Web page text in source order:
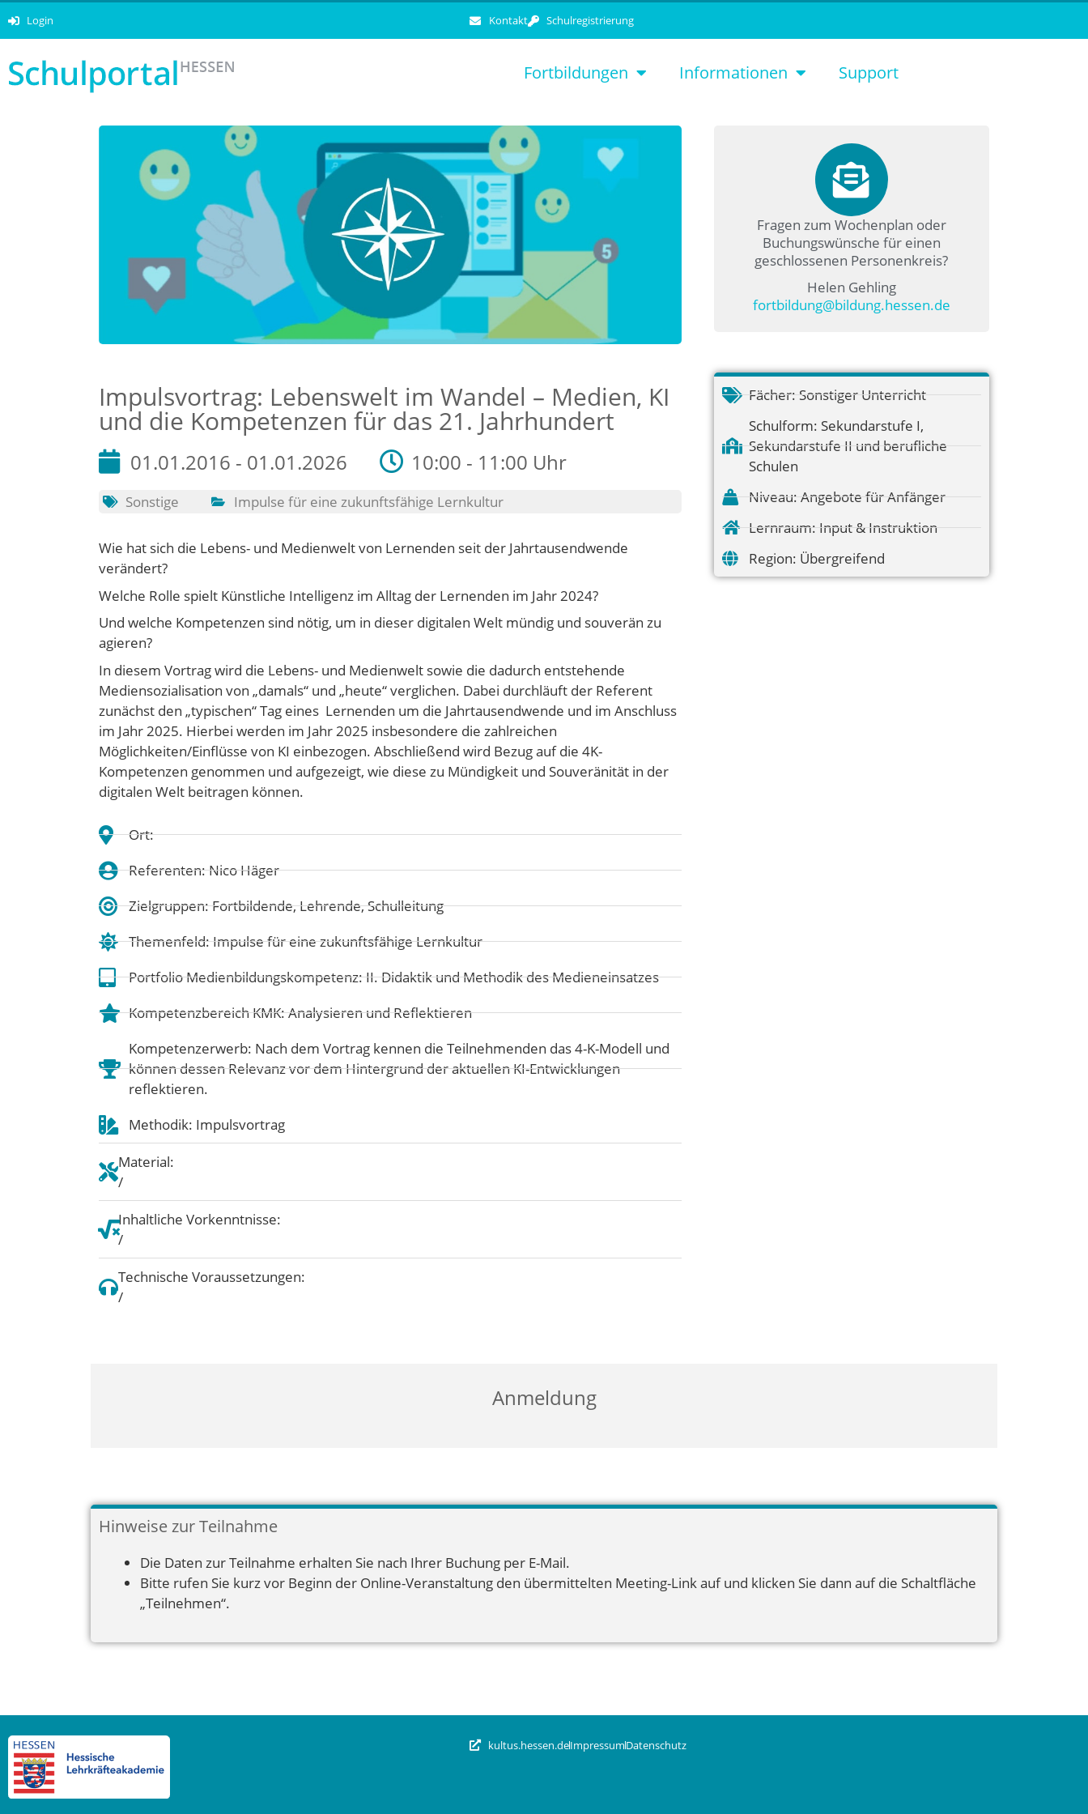
Login Kontakt Schulregistrierung
Fortbildungen Informationen Support
Impulsvortrag: Lebenswelt im Wandel – Medien, KI
und die Kompetenzen für das 21. Jahrhundert
01.01.2016 - 01.01.2026 10:00 - 11:00 Uhr
Sonstige Impulse für eine zukunftsfähige Lernkultur
Wie hat sich die Lebens- und Medienwelt von Lernenden seit der Jahrtausendwende
verändert?
Welche Rolle spielt Künstliche Intelligenz im Alltag der Lernenden im Jahr 2024?
Und welche Kompetenzen sind nötig, um in dieser digitalen Welt mündig und souverän zu
agieren?
In diesem Vortrag wird die Lebens- und Medienwelt sowie die dadurch entstehende
Mediensozialisation von „damals“ und „heute“ verglichen. Dabei durchläuft der Referent
zunächst den „typischen“ Tag eines Lernenden um die Jahrtausendwende und im Anschluss
im Jahr 2025. Hierbei werden im Jahr 2025 insbesondere die zahlreichen
Möglichkeiten/Einflüsse von KI einbezogen. Abschließend wird Bezug auf die 4K-
Kompetenzen genommen und aufgezeigt, wie diese zu Mündigkeit und Souveränität in der
digitalen Welt beitragen können.
Ort:
Referenten: Nico Häger
Zielgruppen: Fortbildende, Lehrende, Schulleitung
Themenfeld:Impulse für eine zukunftsfähige Lernkultur
Portfolio Medienbildungskompetenz:II. Didaktik und Methodik des Medieneinsatzes
Kompetenzbereich KMK:Analysieren und Reflektieren
Kompetenzerwerb: Nach dem Vortrag kennen die Teilnehmenden das 4-K-Modell und
können dessen Relevanz vor dem Hintergrund der aktuellen KI-Entwicklungen
reflektieren.
Methodik: Impulsvortrag
Material:
/
Inhaltliche Vorkenntnisse:
/
Technische Voraussetzungen:
/
Fragen zum Wochenplan oder
Buchungswünsche für einen
geschlossenen Personenkreis?
Helen Gehling
fortbildung@bildung.hessen.de
Fächer: Sonstiger Unterricht
Schulform: Sekundarstufe I,
Sekundarstufe II und berufliche
Schulen
Niveau: Angebote für Anfänger
Lernraum: Input & Instruktion
Region: Übergreifend
Anmeldung
Hinweise zur Teilnahme
Die Daten zur Teilnahme erhalten Sie nach Ihrer Buchung per E-Mail.
Bitte rufen Sie kurz vor Beginn der Online-Veranstaltung den übermittelten Meeting-Link auf und klicken Sie dann auf die Schaltfläche
„Teilnehmen“.
kultus.hessen.deImpressumDatenschutz